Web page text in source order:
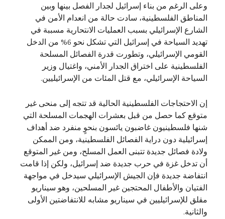
وعلى الرغم من بناء إسرائيل لجدار الفصل بينها وبين
المناطق الفلسطينية، سادت حالة من انعدام الأمن في
الشارع الإسرائيلي بسبب العمليات الانتحارية مسببة في
تهديد السياحة في إسرائيل التي تشكل نحو 6% من الدخل
القومي الإسرائيلي، وتطورت قدرة الفصائل المسلحة
الفلسطينية على اختراق الجدار الأمني، واغتيال وزير
السياحة الإسرائيلي، مع قتل المئات من الإسرائيليين.
إن الاحتجاجات الفلسطينية الحالية قد تتجه إلى منحى غير
متوقع كما حصل من قبل بعشرات الهجمات المسلحة التي
شنها فلسطينيون غاضبون يائسون بنحوٍ منفرد ضد أهداف
إسرائيلية دون دراية الفصائل الفلسطينية، ومن الممكن
ولادة فصائل جديدة تتبنى العمل المسلح، ومن غير المتوقع
أن تدخل غزة في حرب جديدة ضد إسرائيل، ولكن إذا قامت
انتفاضة جديدة فإن الجيش الإسرائيلي سيدخل في مواجهة
الفتيان والأطفال المحتجين غير المسلحين، وهو سيناريو
مقلق للإسرائيليين في سيناريو مشابه للانتفاضتين الأولى
والثانية.